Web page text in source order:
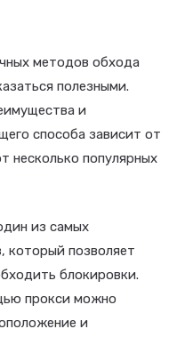
методов обхода
полезными.
и
способа зависит от
несколько популярных
из самых
который позволяет
блокировки.
прокси можно
и